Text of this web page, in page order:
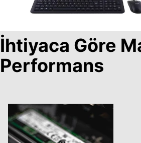
İhtiyaca Göre
Performans